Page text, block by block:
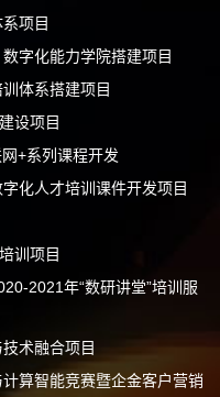
项目
字化能力学院搭建项目
体系搭建项目
设项目
+系列课程开发
化人才培训课件开发项目
训项目
2021年“数研讲堂”培训服
术融合项目
算智能竞赛暨企金客户营销